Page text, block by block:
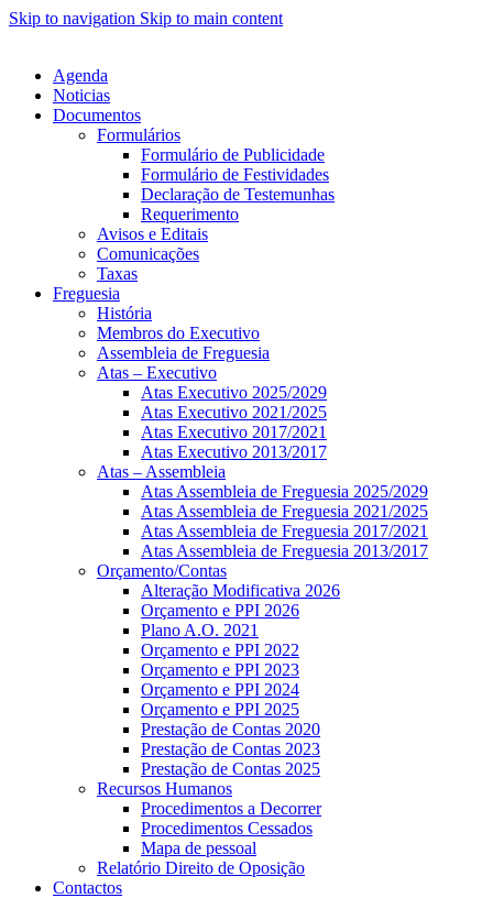
Skip to navigation Skip to main content
Agenda
Noticias
Documentos
Formulários
Formulário de Publicidade
Formulário de Festividades
Declaração de Testemunhas
Requerimento
Avisos e Editais
Comunicações
Taxas
Freguesia
História
Membros do Executivo
Assembleia de Freguesia
Atas – Executivo
Atas Executivo 2025/2029
Atas Executivo 2021/2025
Atas Executivo 2017/2021
Atas Executivo 2013/2017
Atas – Assembleia
Atas Assembleia de Freguesia 2025/2029
Atas Assembleia de Freguesia 2021/2025
Atas Assembleia de Freguesia 2017/2021
Atas Assembleia de Freguesia 2013/2017
Orçamento/Contas
Alteração Modificativa 2026
Orçamento e PPI 2026
Plano A.O. 2021
Orçamento e PPI 2022
Orçamento e PPI 2023
Orçamento e PPI 2024
Orçamento e PPI 2025
Prestação de Contas 2020
Prestação de Contas 2023
Prestação de Contas 2025
Recursos Humanos
Procedimentos a Decorrer
Procedimentos Cessados
Mapa de pessoal
Relatório Direito de Oposição
Contactos